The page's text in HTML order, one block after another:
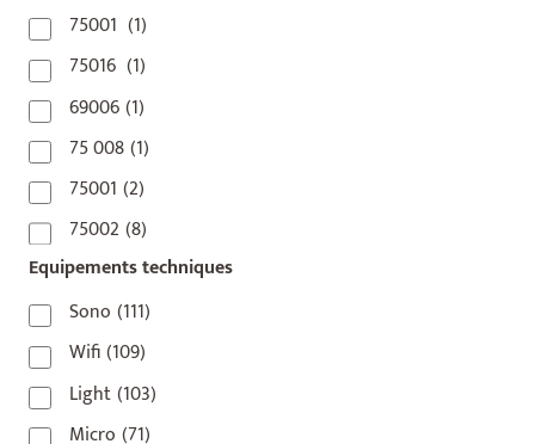
75001 (1)
75016 (1)
69006(1)
75 008(1)
75001 (2)
75002 (8)
75003(1)
75004(2)
75006 (5)
75007(7)
75008 (17)
Equipements techniques
Sono (111)
Wifi(109)
Light(103)
Micro (71)